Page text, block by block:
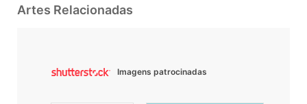
Artes Relacionadas
Imagens patrocinadas